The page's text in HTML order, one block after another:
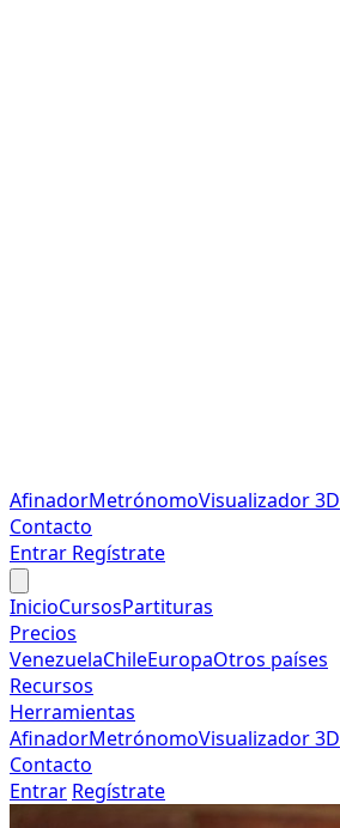
AfinadorMetrónomoVisualizador 3D
Contacto
Entrar Regístrate
InicioCursosPartituras
Precios
VenezuelaChileEuropaOtros países
Recursos
Herramientas
AfinadorMetrónomoVisualizador 3D
Contacto
Entrar Regístrate